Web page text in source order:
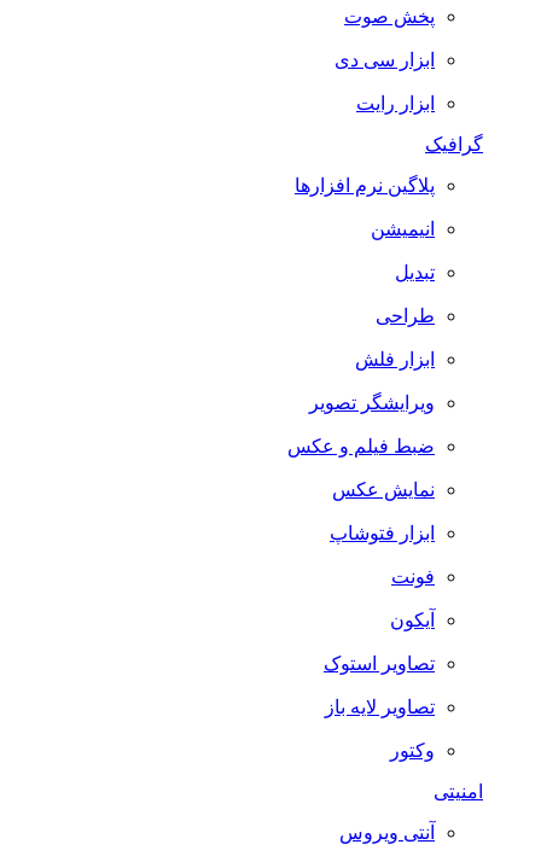
پخش صوت
ابزار سی دی
ابزار رایت
گرافیک
پلاگین نرم افزارها
انیمیشن
تبدیل
طراحی
ابزار فلش
ویرایشگر تصویر
ضبط فيلم و عكس
نمایش عکس
ابزار فتوشاپ
فونت
آیکون
تصاویر استوک
تصاویر لایه باز
وکتور
آنتی ویروس